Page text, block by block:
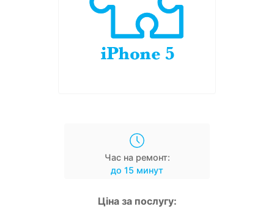
Час на ремонт:
до 15 минут
Ціна за послугу: